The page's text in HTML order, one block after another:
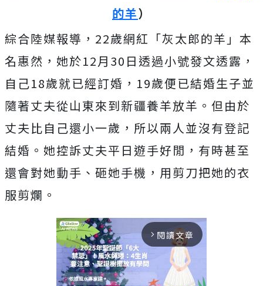
的羊）
綜合陸媒報導，22歲網紅「灰太郎的羊」本
名惠然，她於12月30日透過小號發文透露，
自己18歲就已經訂婚，19歲便已結婚生子並
隨著丈夫從山東來到新疆養羊放羊。但由於
丈夫比自己還小一歲，所以兩人並沒有登記
結婚。她控訴丈夫平日遊手好閒，有時甚至
還會對她動手、砸她手機，用剪刀把她的衣
服剪爛。
arrow_forward_ios 閱讀文章